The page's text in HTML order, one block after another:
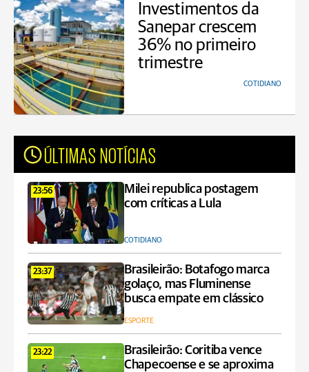
Investimentos da
Sanepar crescem
36% no primeiro
trimestre
COTIDIANO
ÚLTIMAS NOTÍCIAS
23:56
Milei republica postagem
com críticas a Lula
COTIDIANO
23:37
Brasileirão: Botafogo marca
golaço, mas Fluminense
busca empate em clássico
ESPORTE
23:22
Brasileirão: Coritiba vence
Chapecoense e se aproxima